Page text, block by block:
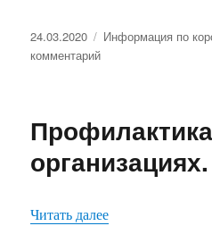
Опубликовано
24.03.2020 Рубрики
Информация по
комментарийк
профилактики
тех,
и
Читать далее«Профилактика